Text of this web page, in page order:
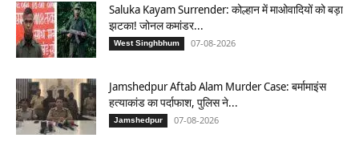
Saluka Kayam Surrender: कोल्हान में माओवादियों को बड़ा
झटका! जोनल कमांडर...
West Singhbhum 07-08-2026
Jamshedpur Aftab Alam Murder Case: बर्मामाइंस
हत्याकांड का पर्दाफाश, पुलिस ने...
Jamshedpur 07-08-2026